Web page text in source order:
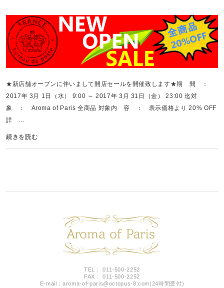
★新店舗オープンに伴いまして開店セールを開催致します★期 間 ：
2017年 3月 1日（水） 9:00 ～ 2017年 3月 31日（金） 23:00 迄対
象 ： Aroma of Paris 全商品 対象内 容 ： 表示価格より 20% OFF
詳 ...
続きを読む
TEL： 011-500-2252
FAX： 011-500-2252
E-mail：aroma-of-paris@octopus-8.com(24時間受付)